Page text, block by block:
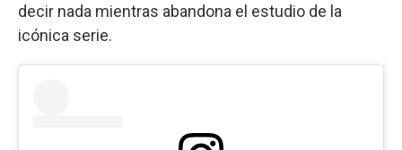
decir nada mientras abandona el estudio de la
icónica serie.